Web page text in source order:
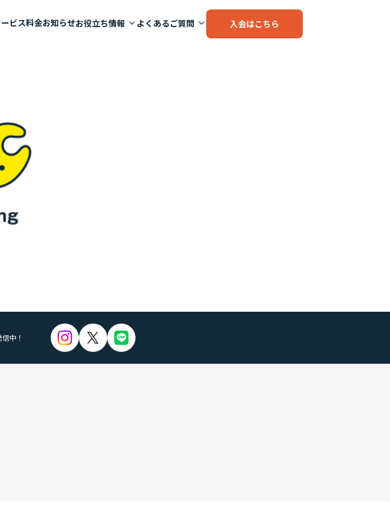
ビス料金お知らせお役立ち情報 よくあるご質問 入会はこちら
中！